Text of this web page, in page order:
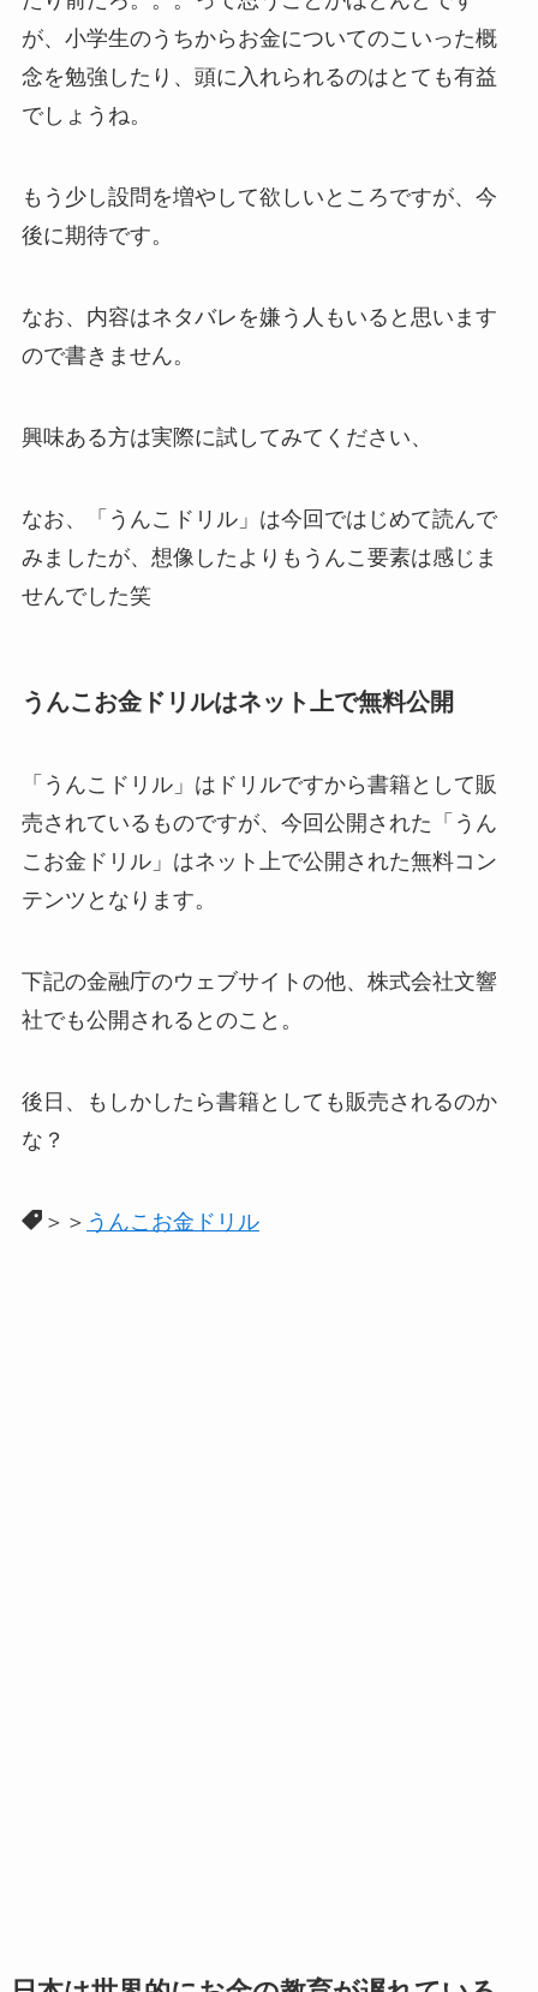
が、小学生のうちからお金についてのこいった概
念を勉強したり、頭に入れられるのはとても有益
でしょうね。
もう少し設問を増やして欲しいところですが、今
後に期待です。
なお、内容はネタバレを嫌う人もいると思います
ので書きません。
興味ある方は実際に試してみてください、
なお、「うんこドリル」は今回ではじめて読んで
みましたが、想像したよりもうんこ要素は感じま
せんでした笑
うんこお金ドリルはネット上で無料公開
「うんこドリル」はドリルですから書籍として販
売されているものですが、今回公開された「うん
こお金ドリル」はネット上で公開された無料コン
テンツとなります。
下記の金融庁のウェブサイトの他、株式会社文響
社でも公開されるとのこと。
後日、もしかしたら書籍としても販売されるのか
な？
＞＞ うんこお金ドリル